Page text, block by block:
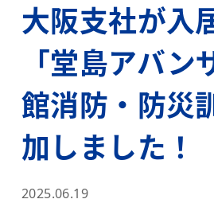
大阪支社が入
「堂島アバン
館消防・防災
加しました！
2025.06.19